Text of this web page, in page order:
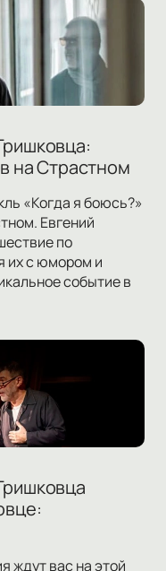
на Страстном
«Когда я боюсь?»
Евгений
по
их с юмором и
событие в
ждут вас на этой